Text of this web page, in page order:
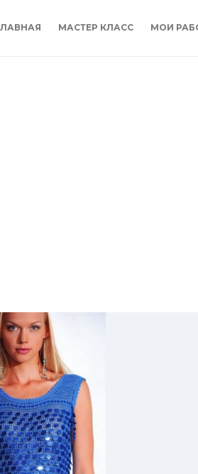
МАСТЕР КЛАСС МОИ